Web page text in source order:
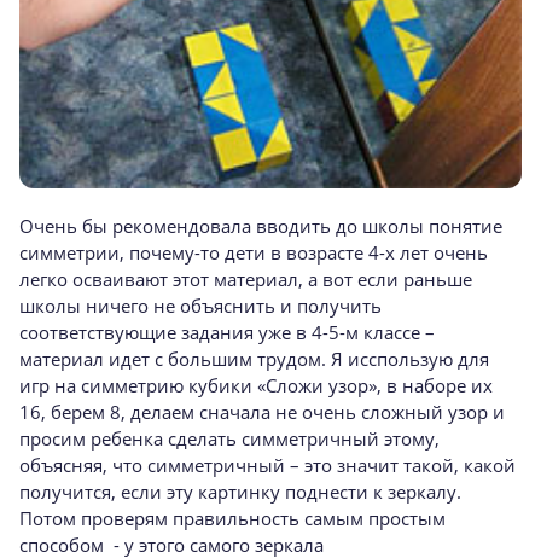
Очень бы рекомендовала вводить до школы понятие
симметрии, почему-то дети в возрасте 4-х лет очень
легко осваивают этот материал, а вот если раньше
школы ничего не объяснить и получить
соответствующие задания уже в 4-5-м классе –
материал идет с большим трудом. Я исспользую для
игр на симметрию кубики «Сложи узор», в наборе их
16, берем 8, делаем сначала не очень сложный узор и
просим ребенка сделать симметричный этому,
объясняя, что симметричный – это значит такой, какой
получится, если эту картинку поднести к зеркалу.
Потом проверям правильность самым простым
способом - у этого самого зеркала